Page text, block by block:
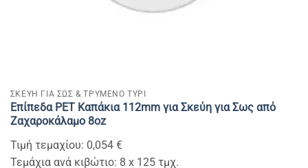
ΣΚΕΥΗ ΓΙΑ ΣΩΣ & ΤΡΥΜΕΝΟ ΤΥΡΙ
Επίπεδα PET Καπάκια 112mm για Σκεύη για Σως από
Ζαχαροκάλαμο 8oz
Τιμή τεμαχίου: 0,054 €
Τεμάχια ανά κιβώτιο: 8 x 125 τμχ.